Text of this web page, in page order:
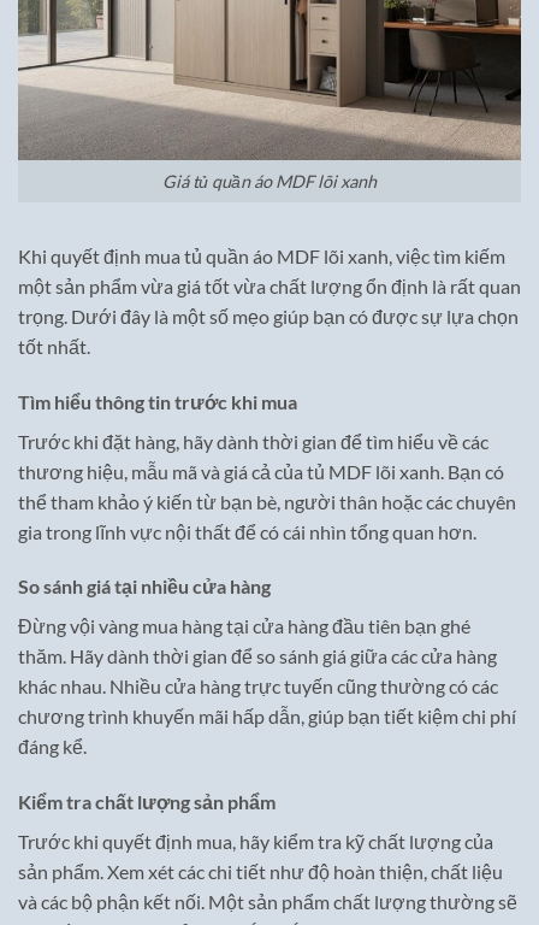
Giá tủ quần áo MDF lõi xanh
Khi quyết định mua tủ quần áo MDF lõi xanh, việc tìm kiếm
một sản phẩm vừa giá tốt vừa chất lượng ổn định là rất quan
trọng. Dưới đây là một số mẹo giúp bạn có được sự lựa chọn
tốt nhất.
Tìm hiểu thông tin trước khi mua
Trước khi đặt hàng, hãy dành thời gian để tìm hiểu về các
thương hiệu, mẫu mã và giá cả của tủ MDF lõi xanh. Bạn có
thể tham khảo ý kiến từ bạn bè, người thân hoặc các chuyên
gia trong lĩnh vực nội thất để có cái nhìn tổng quan hơn.
So sánh giá tại nhiều cửa hàng
Đừng vội vàng mua hàng tại cửa hàng đầu tiên bạn ghé
thăm. Hãy dành thời gian để so sánh giá giữa các cửa hàng
khác nhau. Nhiều cửa hàng trực tuyến cũng thường có các
chương trình khuyến mãi hấp dẫn, giúp bạn tiết kiệm chi phí
đáng kể.
Kiểm tra chất lượng sản phẩm
Trước khi quyết định mua, hãy kiểm tra kỹ chất lượng của
sản phẩm. Xem xét các chi tiết như độ hoàn thiện, chất liệu
và các bộ phận kết nối. Một sản phẩm chất lượng thường sẽ